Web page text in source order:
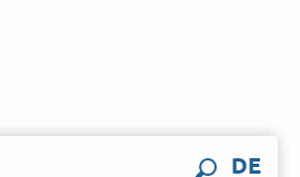
DE